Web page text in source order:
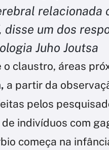
relacionada
disse um dos
Juho Joutsa
o claustro, áreas
a partir da
pelos
indivíduos com
começa na